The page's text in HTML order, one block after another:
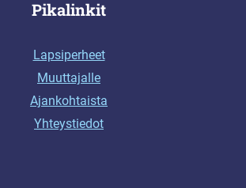
Pikalinkit
Lapsiperheet
Muuttajalle
Ajankohtaista
Yhteystiedot